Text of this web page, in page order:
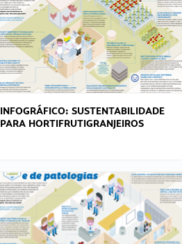
INFOGRÁFICO: SUSTENTABILIDADE
PARA HORTIFRUTIGRANJEIROS